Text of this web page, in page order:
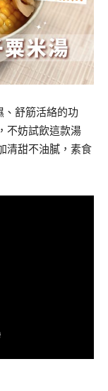
、舒筋活絡的功
不妨試飲這款湯
清甜不油膩，素食